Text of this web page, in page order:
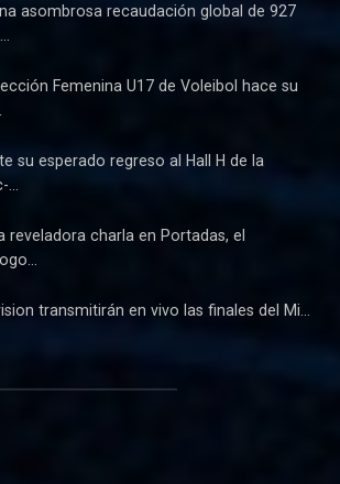
asombrosa recaudación global de 927
Femenina U17 de Voleibol hace su
su esperado regreso al Hall H de la
reveladora charla en Portadas, el
transmitirán en vivo las finales del Mi...